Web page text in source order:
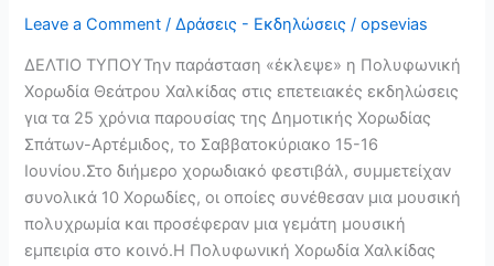
Leave a Comment /Δράσεις - Εκδηλώσεις /opsevias
ΔΕΛΤΙΟ ΤΥΠΟΥΤην παράσταση «έκλεψε» η Πολυφωνική
Χορωδία Θεάτρου Χαλκίδας στις επετειακές εκδηλώσεις
για τα 25 χρόνια παρουσίας της Δημοτικής Χορωδίας
Σπάτων-Αρτέμιδος, το Σαββατοκύριακο 15-16
Ιουνίου.Στο διήμερο χορωδιακό φεστιβάλ, συμμετείχαν
συνολικά 10 Χορωδίες, οι οποίες συνέθεσαν μια μουσική
πολυχρωμία και προσέφεραν μια γεμάτη μουσική
εμπειρία στο κοινό.Η Πολυφωνική Χορωδία Χαλκίδας